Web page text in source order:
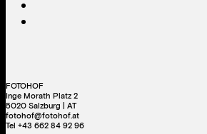
FOTOHOF
Inge Morath Platz 2
5020 Salzburg | AT
fotohof@fotohof.at
Tel +43 662 84 92 96